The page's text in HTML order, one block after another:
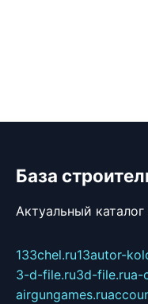
База
Актуальный
133chel.ru13autor-
3-d-file.ru3d-file.rua-
airgungames.ru